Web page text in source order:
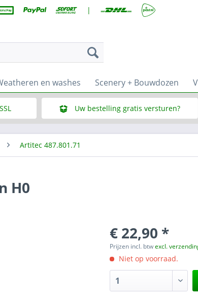
|
en washes Scenery + Bouwdozen
Uw bestelling gratis versturen?
Artitec 487.801.71
H0
€ 22,90 *
Prijzen incl. btwexcl.
Niet op voorraad.